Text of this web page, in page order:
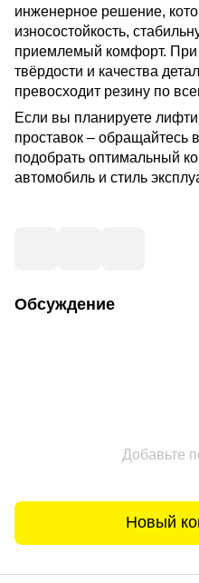
инженерное решение,
износостойкость,
приемлемый комфорт.
твёрдости и качества
превосходит резину по
Если вы планируете
проставок –
подобрать оптимальный
автомобиль и стиль
Обсуждение
Добавьте
Новый